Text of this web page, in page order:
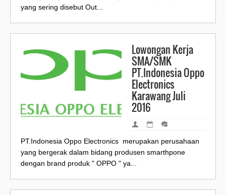
yang sering disebut Out...
Lowongan Kerja
SMA/SMK
PT.Indonesia Oppo
Electronics
Karawang Juli
2016
PT.Indonesia Oppo Electronics merupakan perusahaan
yang bergerak dalam bidang produsen smarthpone
dengan brand produk " OPPO " ya...